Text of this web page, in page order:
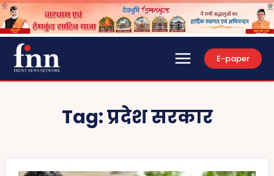
E-paper
Tag:प्रदेश सरकार